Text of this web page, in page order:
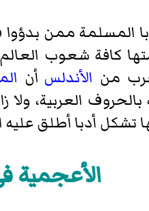
ممن بدؤوا
كافة شعوب العالم
من الأندلسأن
العربية،
أدبا أطلق عليه
الأعجمية